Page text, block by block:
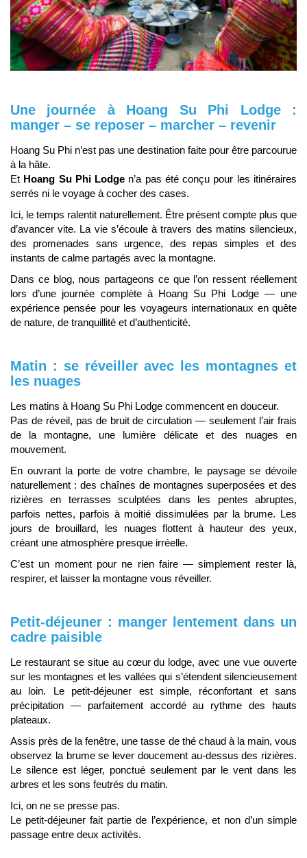
Une journée à Hoang Su Phi Lodge :
manger – se reposer – marcher – revenir
Hoang Su Phi n’est pas une destination faite pour être parcourue
à la hâte.
Et Hoang Su Phi Lodge n’a pas été conçu pour les itinéraires
serrés ni le voyage à cocher des cases.
Ici, le temps ralentit naturellement. Être présent compte plus que
d’avancer vite. La vie s’écoule à travers des matins silencieux,
des promenades sans urgence, des repas simples et des
instants de calme partagés avec la montagne.
Dans ce blog, nous partageons ce que l’on ressent réellement
lors d’une journée complète à Hoang Su Phi Lodge — une
expérience pensée pour les voyageurs internationaux en quête
de nature, de tranquillité et d’authenticité.
Matin : se réveiller avec les montagnes et
les nuages
Les matins à Hoang Su Phi Lodge commencent en douceur.
Pas de réveil, pas de bruit de circulation — seulement l’air frais
de la montagne, une lumière délicate et des nuages en
mouvement.
En ouvrant la porte de votre chambre, le paysage se dévoile
naturellement : des chaînes de montagnes superposées et des
rizières en terrasses sculptées dans les pentes abruptes,
parfois nettes, parfois à moitié dissimulées par la brume. Les
jours de brouillard, les nuages flottent à hauteur des yeux,
créant une atmosphère presque irréelle.
C’est un moment pour ne rien faire — simplement rester là,
respirer, et laisser la montagne vous réveiller.
Petit-déjeuner : manger lentement dans un
cadre paisible
Le restaurant se situe au cœur du lodge, avec une vue ouverte
sur les montagnes et les vallées qui s’étendent silencieusement
au loin. Le petit-déjeuner est simple, réconfortant et sans
précipitation — parfaitement accordé au rythme des hauts
plateaux.
Assis près de la fenêtre, une tasse de thé chaud à la main, vous
observez la brume se lever doucement au-dessus des rizières.
Le silence est léger, ponctué seulement par le vent dans les
arbres et les sons feutrés du matin.
Ici, on ne se presse pas.
Le petit-déjeuner fait partie de l’expérience, et non d’un simple
passage entre deux activités.